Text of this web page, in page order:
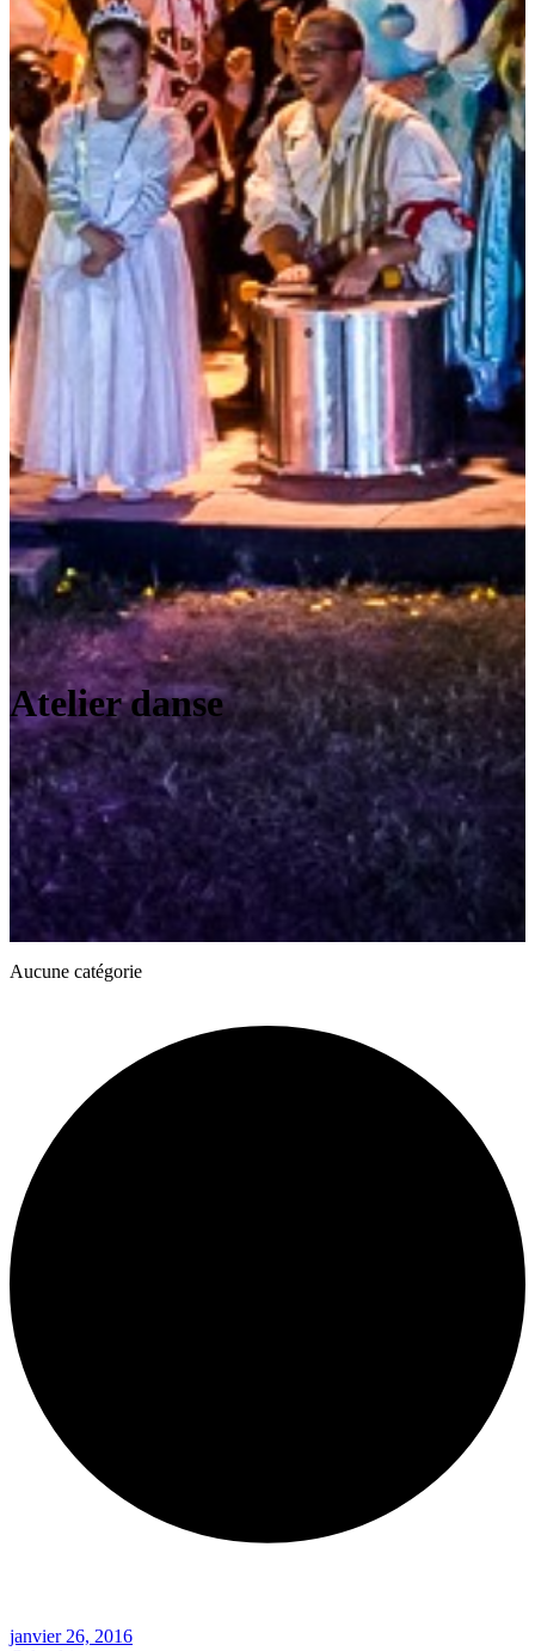
Atelier danse
Aucune catégorie
janvier 26, 2016